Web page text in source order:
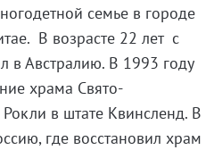
семье в городе
В возрасте 22 лет с
в Австралию. В 1993 году
храма Свято-
в штате Квинсленд. В
где восстановил храм